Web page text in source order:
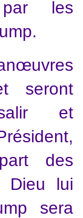
les
seront
et
des
Dieu lui
sera